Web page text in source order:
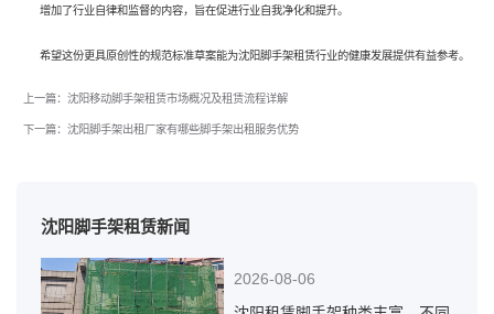
增加了行业自律和监督的内容，旨在促进行业自我净化和提升。
希望这份更具原创性的规范标准草案能为沈阳脚手架租赁行业的健康发展提供有益参考。
上一篇：沈阳移动脚手架租赁市场概况及租赁流程详解
下一篇：沈阳脚手架出租厂家有哪些脚手架出租服务优势
沈阳脚手架租赁新闻
2026-08-06